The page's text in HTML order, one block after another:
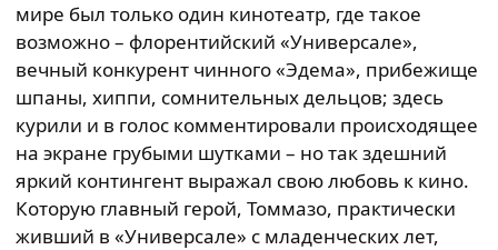
мире был только один кинотеатр, где такое
возможно – флорентийский «Универсале»,
вечный конкурент чинного «Эдема», прибежище
шпаны, хиппи, сомнительных дельцов; здесь
курили и в голос комментировали происходящее
на экране грубыми шутками – но так здешний
яркий контингент выражал свою любовь к кино.
Которую главный герой, Томмазо, практически
живший в «Универсале» с младенческих лет,